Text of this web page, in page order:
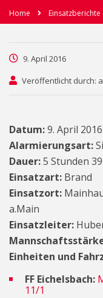
Home Einsatzberichte
9. April 2016
Veröffentlicht durch:
Datum:9. April
Alarmierungsart:
Dauer:5 Stunden
Einsatzart: Brand
Einsatzort:
a.Main
Einsatzleiter:
Einheiten und
FF Eichelsbach:
11/1